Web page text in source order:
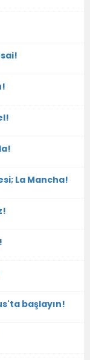
La Mancha!
başlayın!